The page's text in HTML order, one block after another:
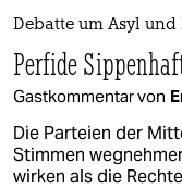
Debatte um Asyl
Perfide
Gastkommentar von
Die Parteien der
Stimmen
wirken als die